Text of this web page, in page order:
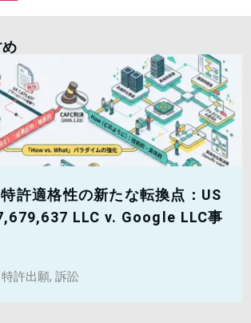
許適格性の新たな転換点：US
LLC v. Google LLC事
特許出願, 訴訟